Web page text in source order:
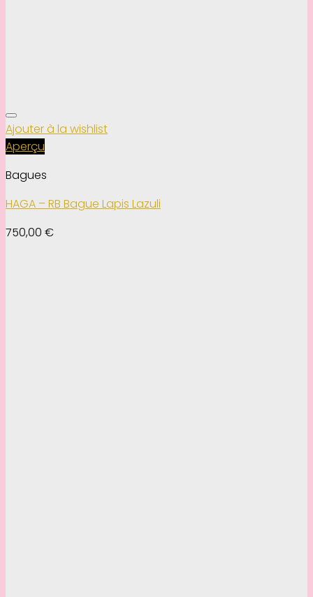
Ajouter à la wishlist
Aperçu
Bagues
HAGA – RB Bague Lapis Lazuli
750,00 €